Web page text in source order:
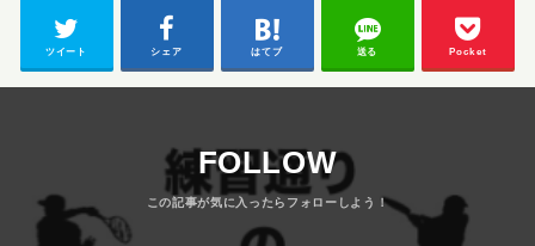
ツイート シェア はてブ 送る Pocket
FOLLOW